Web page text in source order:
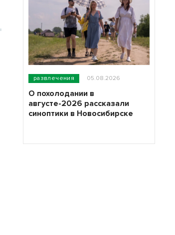
развлечения 05.08.2026
О похолодании в
августе-2026 рассказали
синоптики в Новосибирске